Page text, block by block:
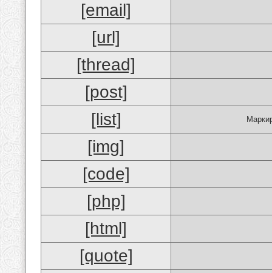
[email]
[url]
[thread]
[post]
[list]
[img]
[code]
[php]
[html]
[quote]